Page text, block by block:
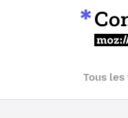
Tous